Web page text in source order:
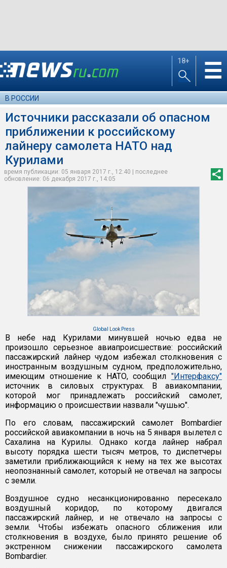
18+ ☰
В РОССИИ
Источники рассказали об опасном
приближении к российскому
лайнеру самолета НАТО над
Курилами
время публикации: 05 января 2017 г., 12:40 | последнее
обновление: 06 декабря 2017 г., 14:05
Global Look Press
В небе над Курилами минувшей ночью едва не
произошло серьезное авиапроисшествие: российский
пассажирский лайнер чудом избежал столкновения с
иностранным воздушным судном, предположительно,
имеющим отношение к НАТО, сообщил "Интерфаксу"
источник в силовых структурах. В авиакомпании,
которой мог принадлежать российский самолет,
информацию о происшествии назвали "чушью".
По его словам, пассажирский самолет Bombardier
российской авиакомпании в ночь на 5 января вылетел с
Сахалина на Курилы. Однако когда лайнер набрал
высоту порядка шести тысяч метров, то диспетчеры
заметили приближающийся к нему на тех же высотах
неопознанный самолет, который не отвечал на запросы
с земли.
Воздушное судно несанкционированно пересекало
воздушный коридор, по которому двигался
пассажирский лайнер, и не отвечало на запросы с
земли. Чтобы избежать опасного сближения или
столкновения в воздухе, было принято решение об
экстренном снижении пассажирского самолета
Bombardier.